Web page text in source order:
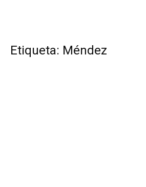
Etiqueta: Méndez